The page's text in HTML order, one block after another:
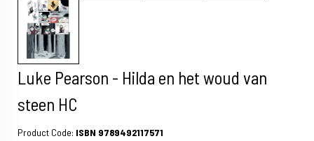
Luke Pearson - Hilda en het woud van
steen HC
Product Code: ISBN 9789492117571